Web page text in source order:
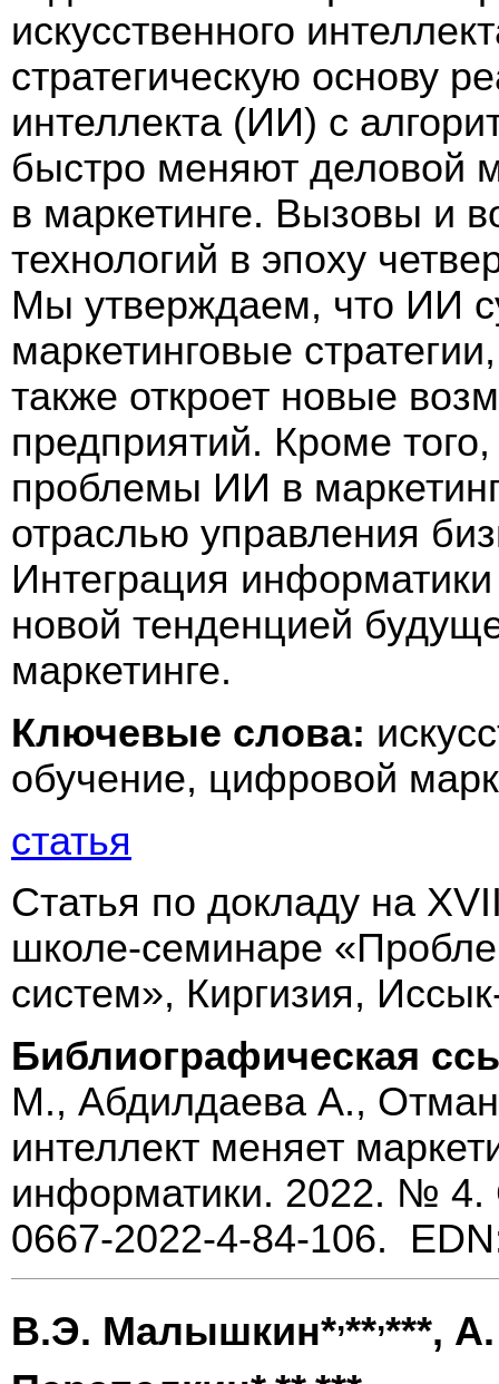
искусственного
стратегическую основу
интеллекта (ИИ) с
быстро меняют деловой
в маркетинге. Вызовы и
технологий в эпоху
Мы утверждаем, что ИИ
маркетинговые
также откроет новые
предприятий. Кроме
проблемы ИИ в
отраслью управления
Интеграция
новой тенденцией
маркетинге.
Ключевые слова:
обучение, цифровой
статья
Статья по докладу на
школе-семинаре
систем», Киргизия,
Библиографическая
М., Абдилдаева А.,
интеллект меняет
информатики. 2022. № 4.
0667-2022-4-84-106.
В.Э. Малышкин*,**,***,